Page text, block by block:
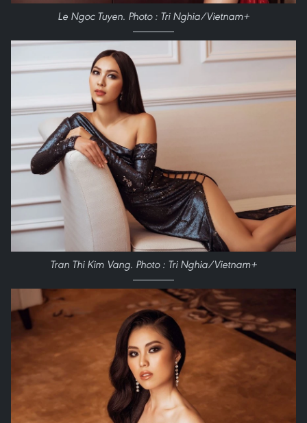
Le Ngoc Tuyen. Photo : Tri Nghia/Vietnam+
Tran Thi Kim Vang. Photo : Tri Nghia/Vietnam+